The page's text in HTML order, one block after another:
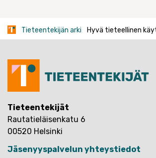
Tieteentekijän arki Hyvä tieteellinen
Tieteentekijät
Rautatieläisenkatu 6
00520 Helsinki
Jäsenyyspalvelun yhteystiedot